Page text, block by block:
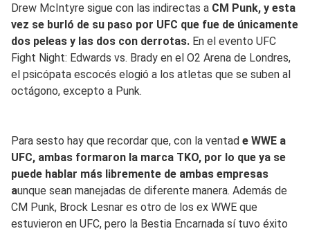
Drew McIntyre sigue con las indirectas a CM Punk, y esta
vez se burló de su paso por UFC que fue de únicamente
dos peleas y las dos con derrotas. En el evento UFC
Fight Night: Edwards vs. Brady en el O2 Arena de Londres,
el psicópata escocés elogió a los atletas que se suben al
octágono, excepto a Punk.
Para sesto hay que recordar que, con la ventad e WWE a
UFC, ambas formaron la marca TKO, por lo que ya se
puede hablar más libremente de ambas empresas
aunque sean manejadas de diferente manera. Además de
CM Punk, Brock Lesnar es otro de los ex WWE que
estuvieron en UFC, pero la Bestia Encarnada sí tuvo éxito